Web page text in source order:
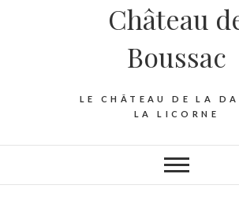
Château
Boussac
LE CHÂTEAU DE LA
LA LICORNE